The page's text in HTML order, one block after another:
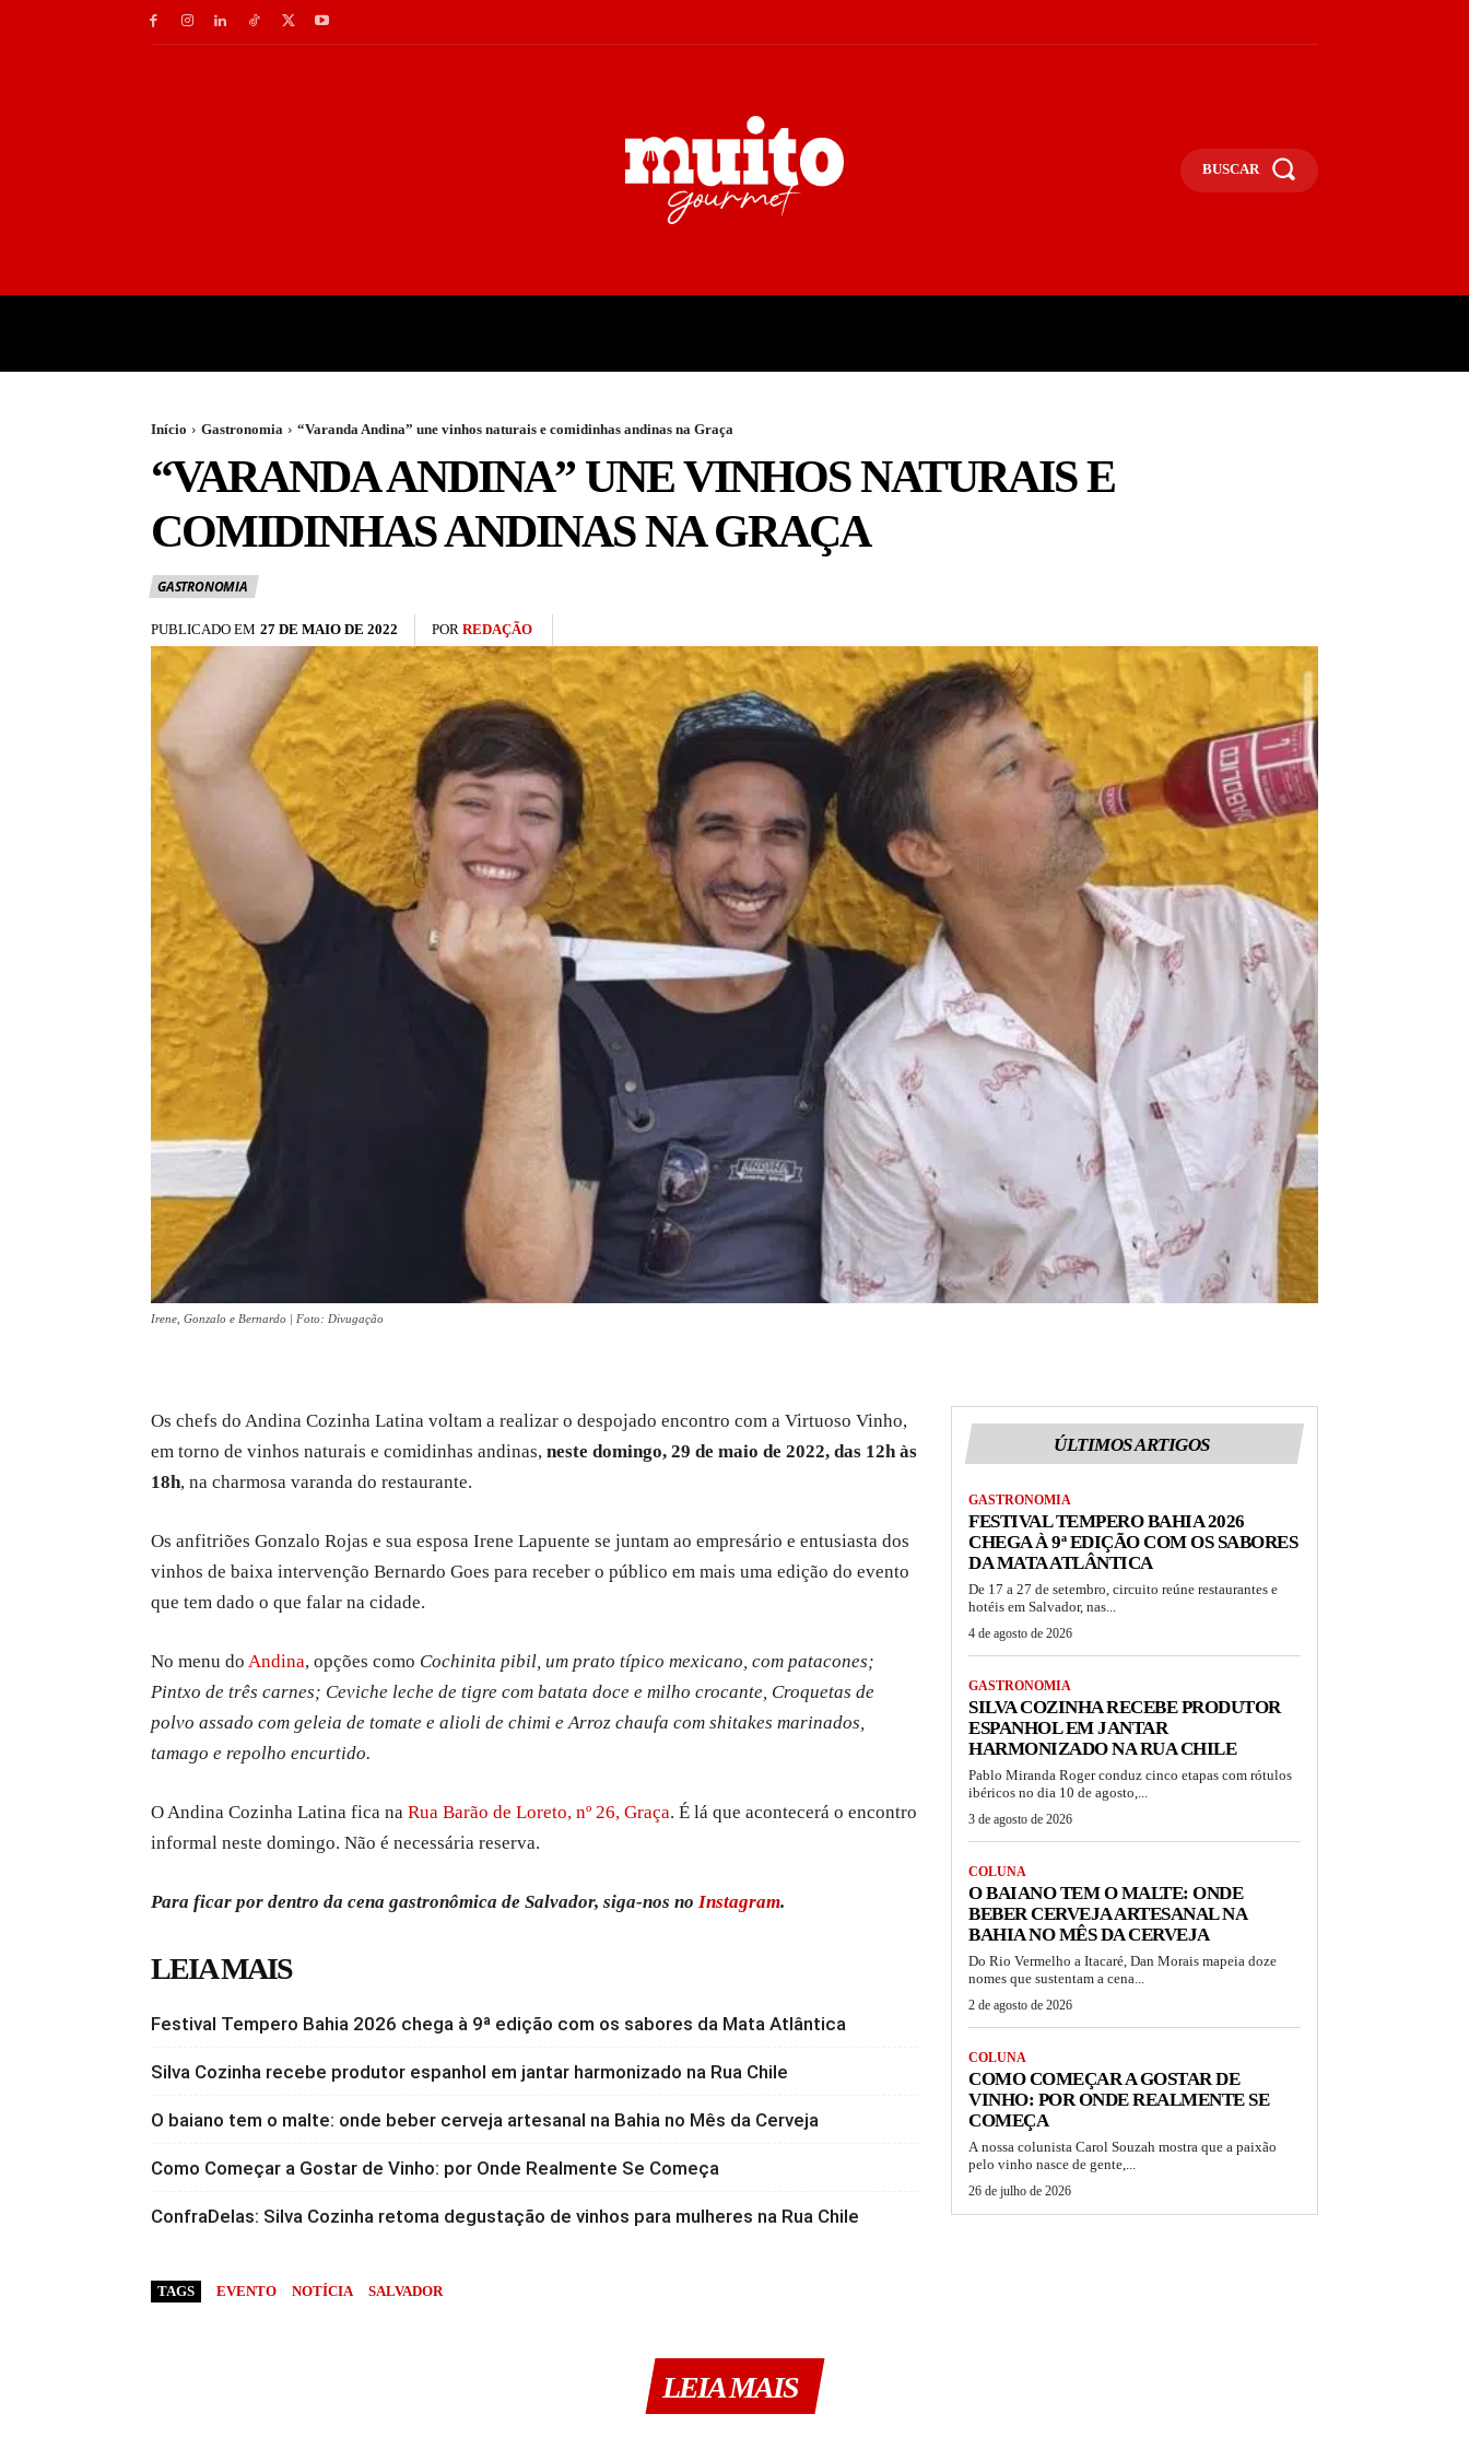
BUSCAR
Início Gastronomia “Varanda Andina” une vinhos naturais e comidinhas andinas na Graça
“VARANDA ANDINA” UNE VINHOS NATURAIS E
COMIDINHAS ANDINAS NA GRAÇA
GASTRONOMIA
PUBLICADO EM 27 DE MAIO DE 2022 POR REDAÇÃO
Irene, Gonzalo e Bernardo | Foto: Divugação
Os chefs do Andina Cozinha Latina voltam a realizar o despojado encontro com a Virtuoso Vinho,
em torno de vinhos naturais e comidinhas andinas, neste domingo, 29 de maio de 2022, das 12h às
18h, na charmosa varanda do restaurante.
Os anfitriões Gonzalo Rojas e sua esposa Irene Lapuente se juntam ao empresário e entusiasta dos
vinhos de baixa intervenção Bernardo Goes para receber o público em mais uma edição do evento
que tem dado o que falar na cidade.
No menu do Andina, opções como Cochinita pibil, um prato típico mexicano, com patacones;
Pintxo de três carnes; Ceviche leche de tigre com batata doce e milho crocante, Croquetas de
polvo assado com geleia de tomate e alioli de chimi e Arroz chaufa com shitakes marinados,
tamago e repolho encurtido.
O Andina Cozinha Latina fica na Rua Barão de Loreto, nº 26, Graça. É lá que acontecerá o encontro
informal neste domingo. Não é necessária reserva.
Para ficar por dentro da cena gastronômica de Salvador, siga-nos no Instagram.
LEIA MAIS
Festival Tempero Bahia 2026 chega à 9ª edição com os sabores da Mata Atlântica
Silva Cozinha recebe produtor espanhol em jantar harmonizado na Rua Chile
O baiano tem o malte: onde beber cerveja artesanal na Bahia no Mês da Cerveja
Como Começar a Gostar de Vinho: por Onde Realmente Se Começa
ConfraDelas: Silva Cozinha retoma degustação de vinhos para mulheres na Rua Chile
TAGS EVENTO NOTÍCIA SALVADOR
ÚLTIMOS ARTIGOS
GASTRONOMIA
FESTIVAL TEMPERO BAHIA 2026
CHEGA À 9ª EDIÇÃO COM OS SABORES
DA MATA ATLÂNTICA
De 17 a 27 de setembro, circuito reúne restaurantes e
hotéis em Salvador, nas...
4 de agosto de 2026
GASTRONOMIA
SILVA COZINHA RECEBE PRODUTOR
ESPANHOL EM JANTAR
HARMONIZADO NA RUA CHILE
Pablo Miranda Roger conduz cinco etapas com rótulos
ibéricos no dia 10 de agosto,...
3 de agosto de 2026
COLUNA
O BAIANO TEM O MALTE: ONDE
BEBER CERVEJA ARTESANAL NA
BAHIA NO MÊS DA CERVEJA
Do Rio Vermelho a Itacaré, Dan Morais mapeia doze
nomes que sustentam a cena...
2 de agosto de 2026
COLUNA
COMO COMEÇAR A GOSTAR DE
VINHO: POR ONDE REALMENTE SE
COMEÇA
A nossa colunista Carol Souzah mostra que a paixão
pelo vinho nasce de gente,...
26 de julho de 2026
LEIA MAIS